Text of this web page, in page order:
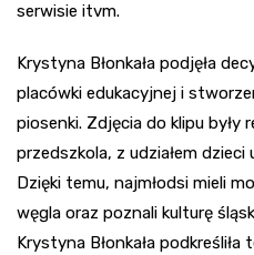
serwisie itvm.
Krystyna Błonkała podjęła
placówki edukacyjnej i
piosenki. Zdjęcia do klipu były
przedszkola, z udziałem
Dzięki temu, najmłodsi mieli
węgla oraz poznali kulturę
Krystyna Błonkała